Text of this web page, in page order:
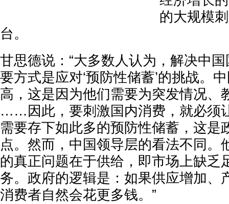
的大规模
台。
甘思德说：“大多数人认为，解决中
要方式是应对‘预防性储蓄’的挑战。
高，这是因为他们需要为突发情况、
……因此，要刺激国内消费，就必须
需要存下如此多的预防性储蓄，这是
点。然而，中国领导层的看法不同。
的真正问题在于供给，即市场上缺乏
务。政府的逻辑是：如果供应增加、
消费者自然会花更多钱。”